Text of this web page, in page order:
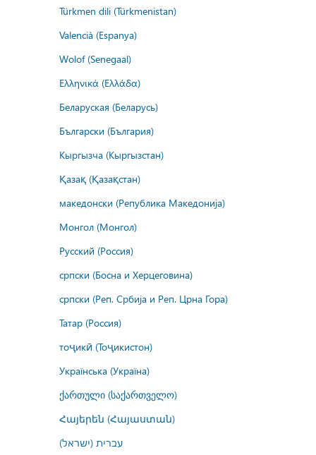
Türkmen dili (Türkmenistan)
Valencià (Espanya)
Wolof (Senegaal)
Ελληνικά (Ελλάδα)
Беларуская (Беларусь)
Български (България)
Кыргызча (Кыргызстан)
Қазақ (Қазақстан)
македонски (Република Македонија)
Монгол (Монгол)
Русский (Россия)
српски (Босна и Херцеговина)
српски (Реп. Србија и Реп. Црна Гора)
Татар (Россия)
тоҷикӣ (Тоҷикистон)
Українська (Україна)
ქართული (საქართველო)
Հայերեն (Հայաստան)
עברית (ישראל)